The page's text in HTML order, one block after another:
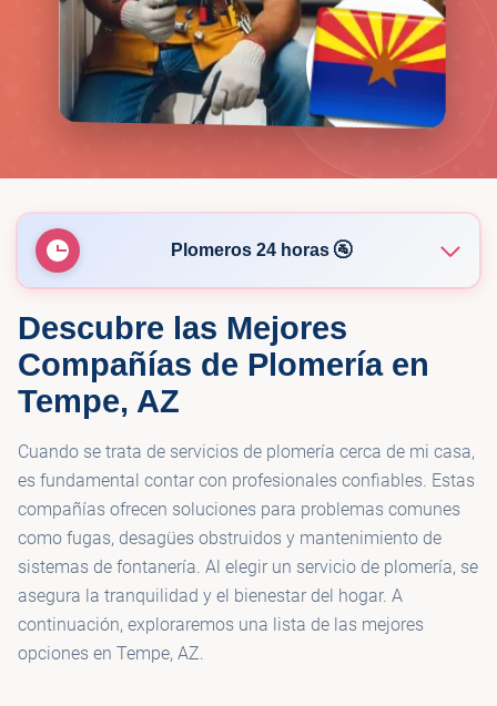
Plomeros 24 horas 🚰
🚰 Speedy Water Heater
🚰 Deer Valley Plumbing - Tempe
🚰 Arid Valley Plumbing
🚰 Gold Star Plumbing & Drain of Tempe
🚰 Roto-Rooter Plumbing & Water Cleanup
Descubre las Mejores
Compañías de Plomería en
Tempe, AZ
Cuando se trata de servicios de plomería cerca de mi casa,
es fundamental contar con profesionales confiables. Estas
compañías ofrecen soluciones para problemas comunes
como fugas, desagües obstruidos y mantenimiento de
sistemas de fontanería. Al elegir un servicio de plomería, se
asegura la tranquilidad y el bienestar del hogar. A
continuación, exploraremos una lista de las mejores
opciones en Tempe, AZ.